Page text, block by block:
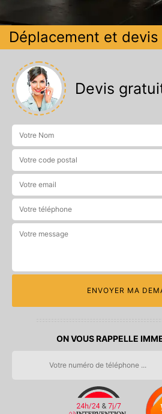
Déplacement et
Devis
ON VOUS RAPPELLE